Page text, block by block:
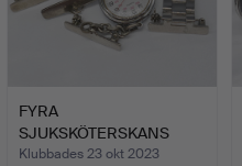
FYRA
SJUKSKÖTERSKANS
KLOCKOR.
Klubbades 23 okt 2023